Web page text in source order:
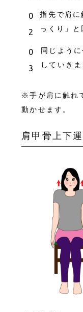
指先で肩に
っくり」と
同じよう
していきま
※手が肩に触れ
動かせます。
肩甲骨上下